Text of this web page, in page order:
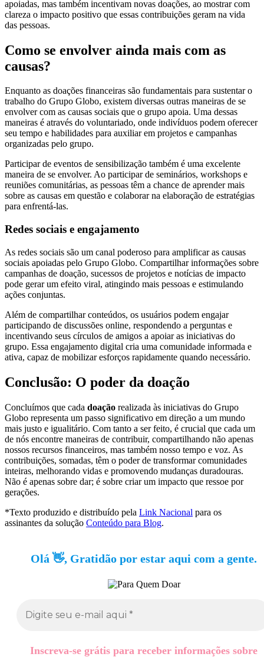
apoiadas, mas também incentivam novas doações, ao mostrar com
clareza o impacto positivo que essas contribuições geram na vida
das pessoas.
Como se envolver ainda mais com as
causas?
Enquanto as doações financeiras são fundamentais para sustentar o
trabalho do Grupo Globo, existem diversas outras maneiras de se
envolver com as causas sociais que o grupo apoia. Uma dessas
maneiras é através do voluntariado, onde indivíduos podem oferecer
seu tempo e habilidades para auxiliar em projetos e campanhas
organizadas pelo grupo.
Participar de eventos de sensibilização também é uma excelente
maneira de se envolver. Ao participar de seminários, workshops e
reuniões comunitárias, as pessoas têm a chance de aprender mais
sobre as causas em questão e colaborar na elaboração de estratégias
para enfrentá-las.
Redes sociais e engajamento
As redes sociais são um canal poderoso para amplificar as causas
sociais apoiadas pelo Grupo Globo. Compartilhar informações sobre
campanhas de doação, sucessos de projetos e notícias de impacto
pode gerar um efeito viral, atingindo mais pessoas e estimulando
ações conjuntas.
Além de compartilhar conteúdos, os usuários podem engajar
participando de discussões online, respondendo a perguntas e
incentivando seus círculos de amigos a apoiar as iniciativas do
grupo. Essa engajamento digital cria uma comunidade informada e
ativa, capaz de mobilizar esforços rapidamente quando necessário.
Conclusão: O poder da doação
Concluímos que cada doação realizada às iniciativas do Grupo
Globo representa um passo significativo em direção a um mundo
mais justo e igualitário. Com tanto a ser feito, é crucial que cada um
de nós encontre maneiras de contribuir, compartilhando não apenas
nossos recursos financeiros, mas também nosso tempo e voz. As
contribuições, somadas, têm o poder de transformar comunidades
inteiras, melhorando vidas e promovendo mudanças duradouras.
Não é apenas sobre dar; é sobre criar um impacto que ressoe por
gerações.
*Texto produzido e distribuído pela Link Nacional para os
assinantes da solução Conteúdo para Blog.
Olá 👋, Gratidão por estar aqui com a gente.
Inscreva-se grátis para receber informações sobre